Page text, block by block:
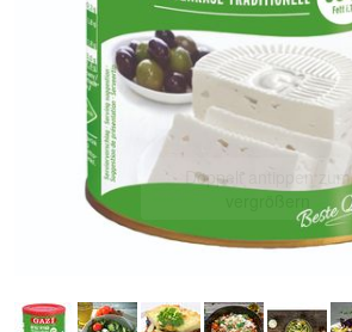
Doppelt antippen zum
vergrößern